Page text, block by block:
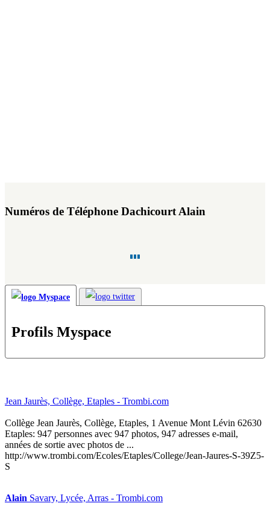
Numéros de Téléphone Dachicourt Alain
Profils Myspace
Jean Jaurès, Collège, Etaples - Trombi.com
Collège Jean Jaurès, Collège, Etaples, 1 Avenue Mont Lévin 62630
Etaples: 947 personnes avec 947 photos, 947 adresses e-mail,
années de sortie avec photos de ...
http://www.trombi.com/Ecoles/Etaples/College/Jean-Jaures-S-39Z5-
S
Alain Savary, Lycée, Arras - Trombi.com